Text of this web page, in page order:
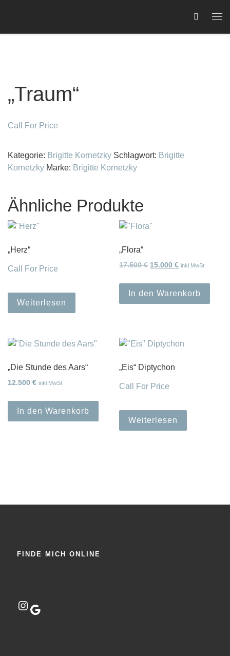
„Traum“
Call For Price
Kategorie: Brigitte Kornetzky Schlagwort: Brigitte
Kornetzky Marke: Brigitte Kornetzky
Ähnliche Produkte
„Herz“
Call For Price
Weiterlesen
„Flora“
17.500€ Ursprünglicher Preis
15.000€Aktueller Preis
inkl MwSt
In den Warenkorb
„Die Stunde des Aars“
12.500 € inkl MwSt
In den Warenkorb
„Eis“ Diptychon
Call For Price
Weiterlesen
FINDE MICH ONLINE
Instagram
Google